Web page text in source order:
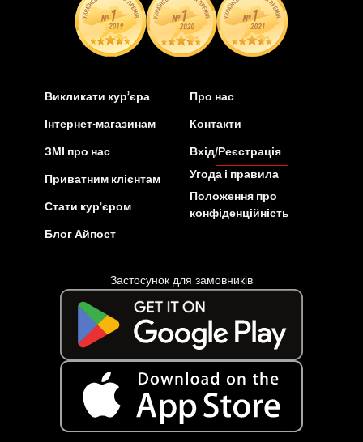
Викликати кур’єра
Інтернет-магазинам
ЗМІ про нас
Приватним клієнтам
Стати кур’єром
Блог Айпост
Про нас
Контакти
Вхід/Реєстрація
Угода і правила
Положення про
конфіденційність
Застосунок для замовників